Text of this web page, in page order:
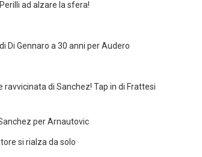
ad alzare la sfera!
Di Gennaro a 30 anni per Audero
di Sanchez! Tap in di Frattesi
per Arnautovic
si rialza da solo